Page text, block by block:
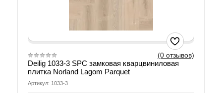
(0 отзывов)
Deilig 1033-3 SPC замковая кварцвиниловая
плитка Norland Lagom Parquet
Артикул: 1033-3